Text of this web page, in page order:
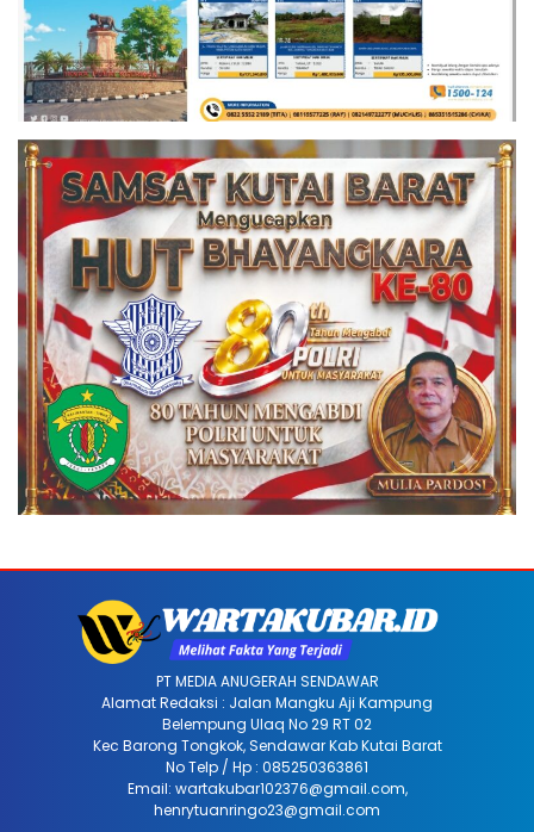
PT MEDIA ANUGERAH SENDAWAR
Alamat Redaksi : Jalan Mangku Aji Kampung
Belempung Ulaq No 29 RT 02
Kec Barong Tongkok, Sendawar Kab Kutai Barat
No Telp / Hp : 085250363861
Email: wartakubar102376@gmail.com,
henrytuanringo23@gmail.com